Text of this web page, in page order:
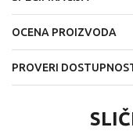
OCENA PROIZVODA
PROVERI